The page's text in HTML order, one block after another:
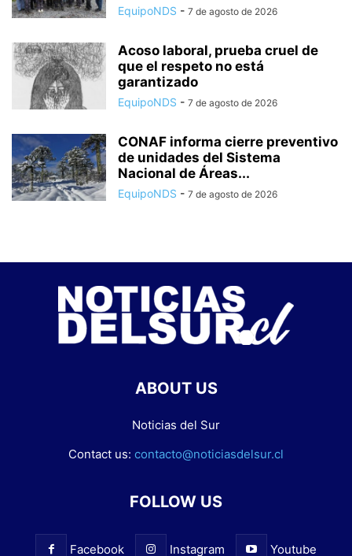
EquipoNDS - 7 de agosto de 2026
Acoso laboral, prueba cruel de
que el respeto no está
garantizado
EquipoNDS - 7 de agosto de 2026
CONAF informa cierre preventivo
de unidades del Sistema
Nacional de Áreas...
EquipoNDS - 7 de agosto de 2026
ABOUT US
Noticias del Sur
Contact us: contacto@noticiasdelsur.cl
FOLLOW US
Facebook Instagram Youtube